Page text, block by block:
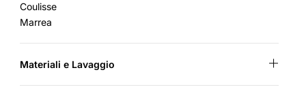
Coulisse
Marrea
Materiali e Lavaggio